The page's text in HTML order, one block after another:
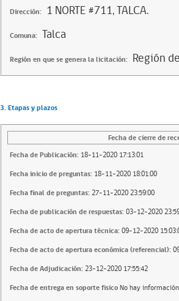
Dirección: 1 NORTE #711, TALCA.
Comuna: Talca
Región en que se genera la licitación: Región
3. Etapas y plazos
Fecha de cierre de
Fecha de Publicación: 18-11-2020 17:13:01
Fecha inicio de preguntas: 18-11-2020 18:01:00
Fecha final de preguntas: 27-11-2020 23:59:00
Fecha de publicación de respuestas: 03-12-2020
Fecha de acto de apertura técnica: 09-12-2020
Fecha de acto de apertura económica (referencial):
Fecha de Adjudicación: 23-12-2020 17:55:42
Fecha de entrega en soporte fisicoNo hay información